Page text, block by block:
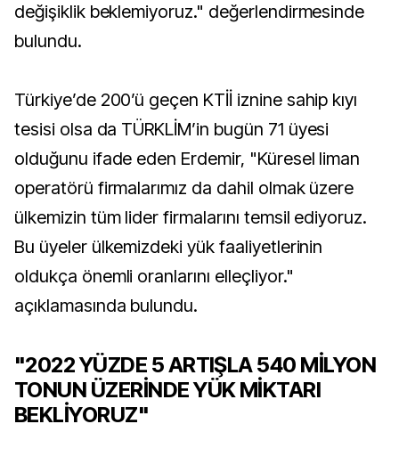
değişiklik beklemiyoruz." değerlendirmesinde
bulundu.
Türkiye’de 200’ü geçen KTİİ iznine sahip kıyı
tesisi olsa da TÜRKLİM’in bugün 71 üyesi
olduğunu ifade eden Erdemir, "Küresel liman
operatörü firmalarımız da dahil olmak üzere
ülkemizin tüm lider firmalarını temsil ediyoruz.
Bu üyeler ülkemizdeki yük faaliyetlerinin
oldukça önemli oranlarını elleçliyor."
açıklamasında bulundu.
"2022 YÜZDE 5 ARTIŞLA 540 MİLYON
TONUN ÜZERİNDE YÜK MİKTARI
BEKLİYORUZ"